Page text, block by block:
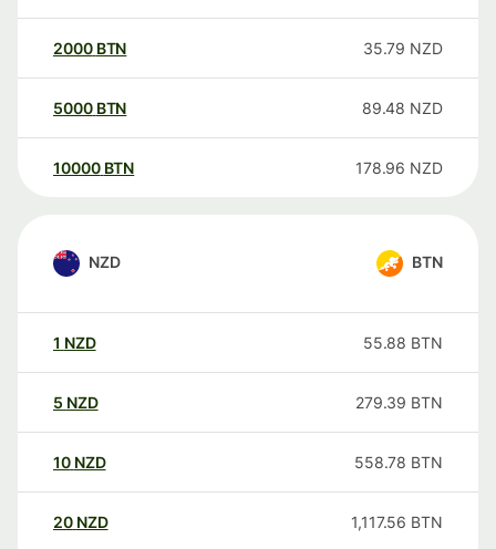
2000 BTN 35.79 NZD
5000 BTN 89.48 NZD
10000 BTN 178.96 NZD
NZD BTN
1 NZD 55.88 BTN
5 NZD 279.39 BTN
10 NZD 558.78 BTN
20 NZD 1,117.56 BTN